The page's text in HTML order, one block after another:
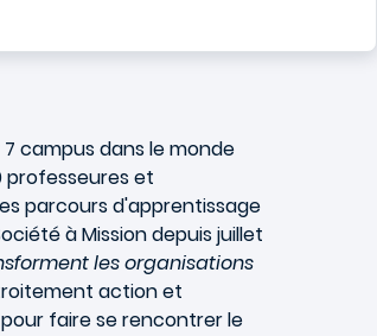
campus dans le monde
professeures et
parcours d'apprentissage
à Mission depuis juillet
les organisations
action et
faire se rencontrer le